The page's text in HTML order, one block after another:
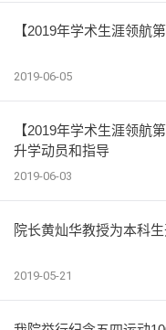
【2019年学术生涯领航
2019-06-05
【2019年学术生涯领航
升学动员和指导
2019-06-03
院长黄灿华教授为本科
2019-05-21